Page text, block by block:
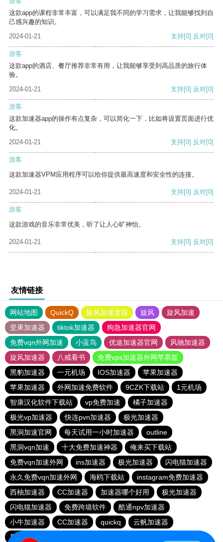
这款app的课程非常丰富，可以满足我不同的学习需求，让我能够找到自
己感兴趣的知识。
2024-01-21
支持[0] 反对[0]
游客
这款app的酒店、餐厅推荐非常有用，让我能够享受到高品质的旅行体
验。
2024-01-21
支持[0] 反对[0]
游客
这款加速器app的操作有点复杂，可以简化一下，比如将设置页面进行优
化。
2024-01-21
支持[0] 反对[0]
游客
这款加速器VPM应用程序可以给你提供最高速度和安全性的连接。
2024-01-21 支持[0] 反对[0]
游客
这款游戏的音乐非常优美，听了让人心旷神怡。
2024-01-21 支持[0] 反对[0]
友情链接
网站地图 QuickQ 旋风加速度器 旋风
旋风加速
坚果加速器
tiktok加速器
狗急加速器官网
免费vqn外网加速
小蓝鸟 优途加速器官网
风驰加速器
旋风加速器
八戒看书
免费vps加速器外网苹果版
黑豹加速器
一元机场 IOS加速器
苹果加速器
苹果加速器
外网加速免费软件 9CZK下载站
1元机场
智康汉化软件下载站
vp免费加速
橘子加速器
极光vp加速器
快连pvn加速器
极光加速器
黑洞加速官网
每天试用一小时加速器
outline
黑洞vqn加速
十大免费加速神器
俺来买下载站
免费vqn加速外网
ins加速器 极光加速器
闪电猫加速器
永久免费vqn加速外网
海鸥下载站
instagram免费加速器
西柚加速器
CC加速器 加速器哪个好用
极光加速器
闪电猫加速器
免费跨墙软件
酷通npv加速器
小牛加速器
CC加速器 quickq
云帆加速器
黑洞vp永久加速器